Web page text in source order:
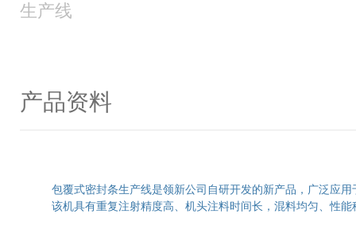
生产线
产品资料
包覆式密封条生产线是领新公司自研开发的新产品，广泛应用
该机具有重复注射精度高、机头注料时间长，混料均匀、性能